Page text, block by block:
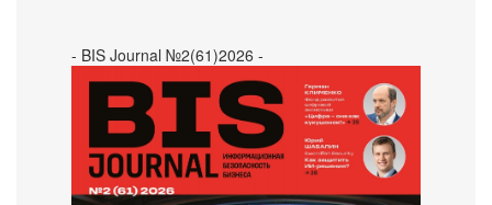
- BIS Journal №2(61)2026 -